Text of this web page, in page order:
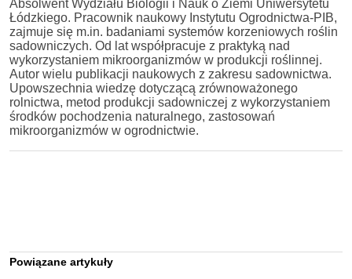
Absolwent Wydziału Biologii i Nauk o Ziemi Uniwersytetu
Łódzkiego. Pracownik naukowy Instytutu Ogrodnictwa-PIB,
zajmuje się m.in. badaniami systemów korzeniowych roślin
sadowniczych. Od lat współpracuje z praktyką nad
wykorzystaniem mikroorganizmów w produkcji roślinnej.
Autor wielu publikacji naukowych z zakresu sadownictwa.
Upowszechnia wiedzę dotyczącą zrównoważonego
rolnictwa, metod produkcji sadowniczej z wykorzystaniem
środków pochodzenia naturalnego, zastosowań
mikroorganizmów w ogrodnictwie.
Powiązane artykuły